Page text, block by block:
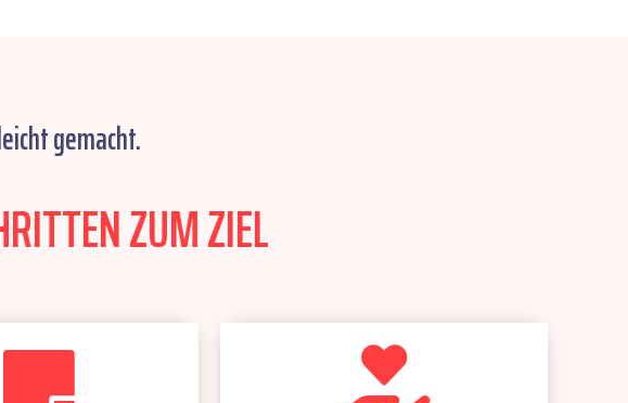
gemacht.
ZUM ZIEL